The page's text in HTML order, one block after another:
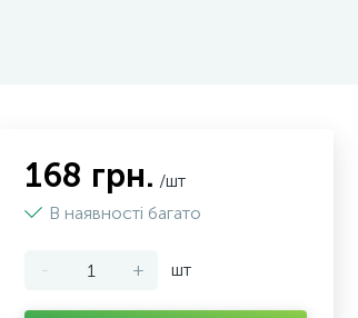
168 грн. /шт
В наявності багато
- + шт